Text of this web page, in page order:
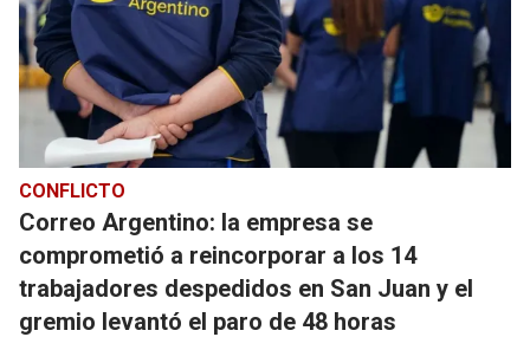
CONFLICTO
Correo Argentino: la empresa se
comprometió a reincorporar a los 14
trabajadores despedidos en San Juan y el
gremio levantó el paro de 48 horas